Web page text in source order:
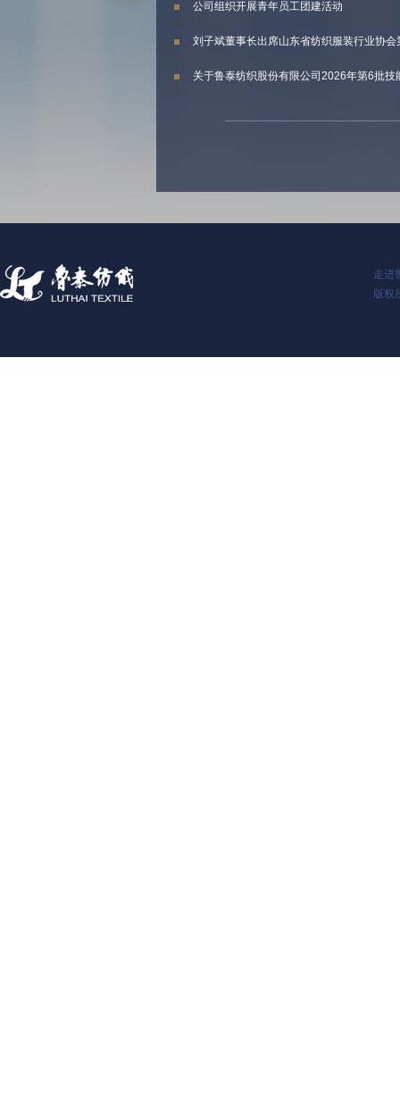
公司组织开展青年员工团建活动
刘子斌董事长出席山东省纺织服装行业协
关于鲁泰纺织股份有限公司2026年第6批
走进
版权